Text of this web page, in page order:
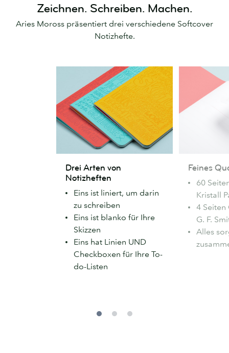
Zeichnen. Schreiben. Machen.
Aries Moross präsentiert drei verschiedene Softcover
Notizhefte.
Arten
von
Notizheften
Drei Arten von
Notizheften
Eins ist liniert, um darin
zu schreiben
Eins ist blanko für Ihre
Skizzen
Eins hat Linien UND
Checkboxen für Ihre To-
do-Listen
Feines
60
Kristall
4
G. F.
Alles